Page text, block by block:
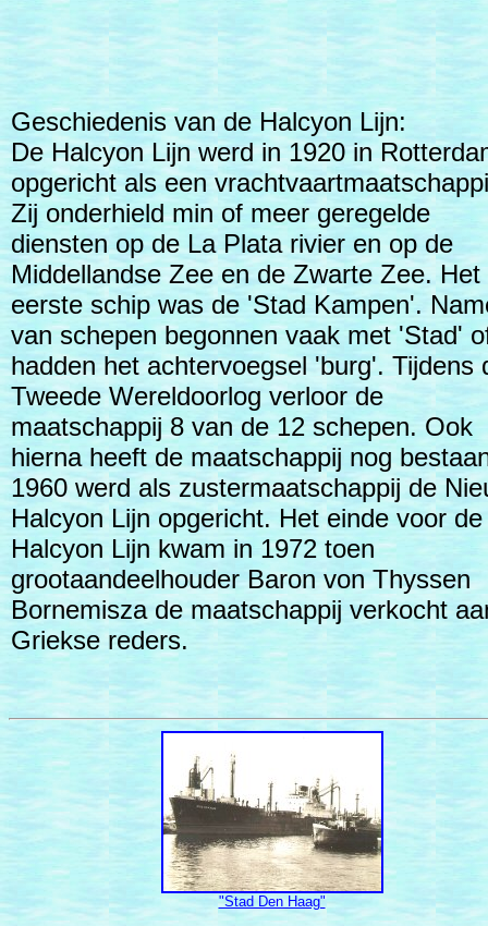
Geschiedenis van de Halcyon Lijn:
De Halcyon Lijn werd in 1920 in
opgericht als een
Zij onderhield min of meer geregelde
diensten op de La Plata rivier en op de
Middellandse Zee en de Zwarte Zee. Het
eerste schip was de 'Stad Kampen'.
van schepen begonnen vaak met 'Stad'
hadden het achtervoegsel 'burg'. Tijdens
Tweede Wereldoorlog verloor de
maatschappij 8 van de 12 schepen. Ook
hierna heeft de maatschappij nog
1960 werd als zustermaatschappij de
Halcyon Lijn opgericht. Het einde voor de
Halcyon Lijn kwam in 1972 toen
grootaandeelhouder Baron von Thyssen
Bornemisza de maatschappij verkocht
Griekse reders.
"Stad Den Haag"